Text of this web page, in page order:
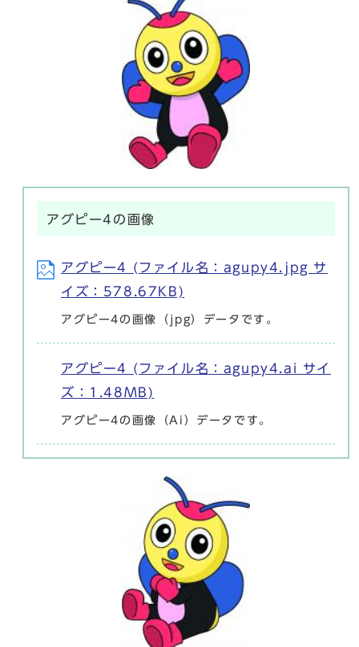
アグピー4の画像
アグピー4 (ファイル名：agupy4.jpg サ
イズ：578.67KB)
アグピー4の画像（jpg）データです。
アグピー4 (ファイル名：agupy4.ai サイ
ズ：1.48MB)
アグピー4の画像（Ai）データです。